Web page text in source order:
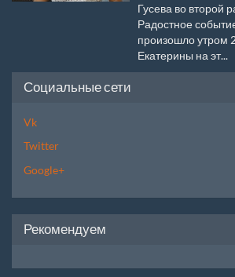
Гусева во второй
Радостное
произошло утром
Екатерины на эт...
Социальные сети
Vk
Twitter
Google+
Рекомендуем